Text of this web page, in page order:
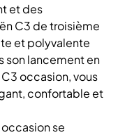
et des
C3 de troisième
et polyvalente
son lancement en
occasion, vous
confortable et
se